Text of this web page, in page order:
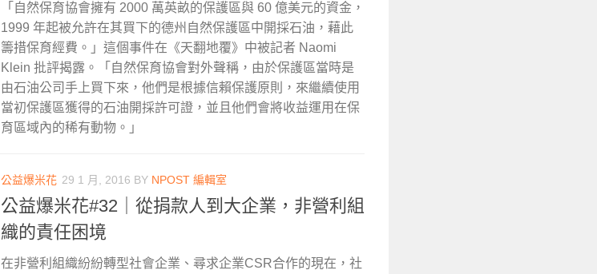
「自然保育協會擁有 2000 萬英畝的保護區與 60 億美元的資金，
1999 年起被允許在其買下的德州自然保護區中開採石油，藉此
籌措保育經費。」這個事件在《天翻地覆》中被記者 Naomi
Klein 批評揭露。「自然保育協會對外聲稱，由於保護區當時是
由石油公司手上買下來，他們是根據信賴保護原則，來繼續使用
當初保護區獲得的石油開採許可證，並且他們會將收益運用在保
育區域內的稀有動物。」
公益爆米花 29 1 月, 2016 BY NPOST 編輯室
公益爆米花#32｜從捐款人到大企業，非營利組
織的責任困境
在非營利組織紛紛轉型社會企業、尋求企業CSR合作的現在，社